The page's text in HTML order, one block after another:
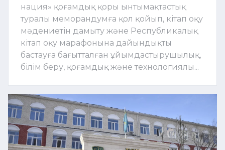
нация» қоғамдық қоры ынтымақтастық
туралы меморандумға қол қойып, кітап оқу
мәдениетін дамыту және Республикалық
кітап оқу марафонына дайындықты
бастауға бағытталған ұйымдастырушылық,
білім беру, қоғамдық және технологиялы...